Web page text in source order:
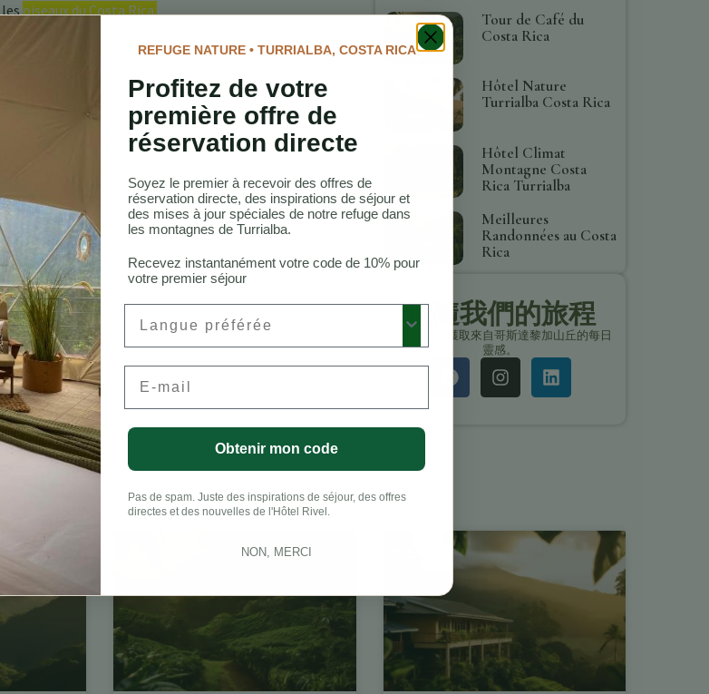
lesoiseaux du Costa Rica.
Tour de Café du
Costa Rica
Hôtel Nature
Turrialba Costa Rica
Hôtel Climat
Montagne Costa
Rica Turrialba
Meilleures
Randonnées au Costa
Rica
追隨我們的旅程
保持聯繫，獲取來自哥斯達黎加山丘的每日
靈感。
REFUGE NATURE • TURRIALBA, COSTA RICA
Profitez de votre
première offre de
réservation directe
Soyez le premier à recevoir des offres de
réservation directe, des inspirations de séjour et
des mises à jour spéciales de notre refuge dans
les montagnes de Turrialba.
Recevez instantanément votre code de 10% pour
votre premier séjour
Obtenir mon code
Pas de spam. Juste des inspirations de séjour, des offres
directes et des nouvelles de l'Hôtel Rivel.
NON, MERCI